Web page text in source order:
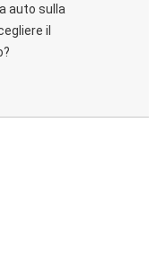
auto sulla
il